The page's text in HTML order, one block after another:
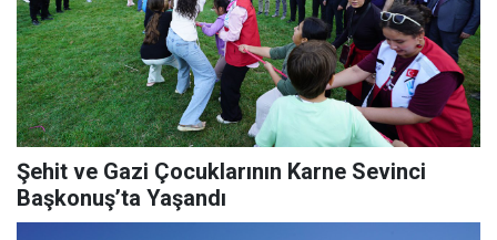
Şehit ve Gazi Çocuklarının Karne Sevinci
Başkonuş’ta Yaşandı